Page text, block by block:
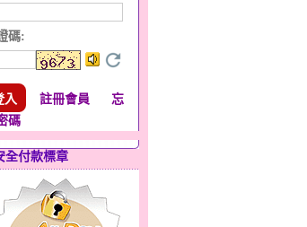
碼:
註冊會員
忘
碼
全付款標章